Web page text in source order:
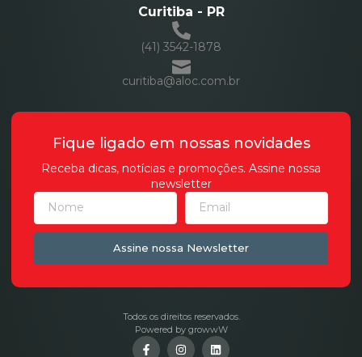
Curitiba - PR
(41) 3542-1878
curitiba@aloc.com.br
Fique ligado em nossas novidades
Receba dicas, notícias e promoções. Assine nossa
newsletter
Assine nossa Newsletter
Todos os direitos reservados.
Powered by growwW